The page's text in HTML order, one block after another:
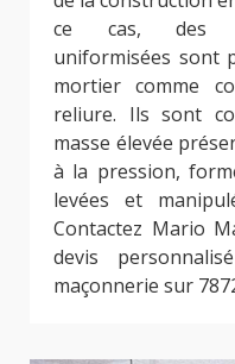
ce cas, des
uniformisées sont
mortier comme
reliure. Ils sont
masse élevée
à la pression,
levées et
Contactez Mario
devis
maçonnerie sur